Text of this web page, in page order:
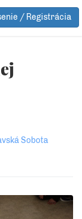
/ Registrácia
Sobota